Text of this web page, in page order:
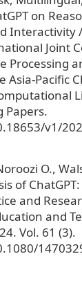
on
Interactivity
Joint
Processing
Asia-Pacific
Papers.
v1/
O.,
of
and
and
Vol. 61 (3).